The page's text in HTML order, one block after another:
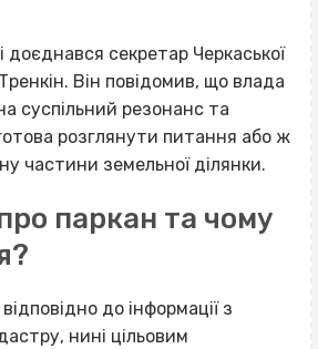
доєднався секретар Черкаської
Він повідомив, що влада
суспільний резонанс та
розглянути питання або ж
частини земельної ділянки.
паркан та чому
до інформації з
нині цільовим